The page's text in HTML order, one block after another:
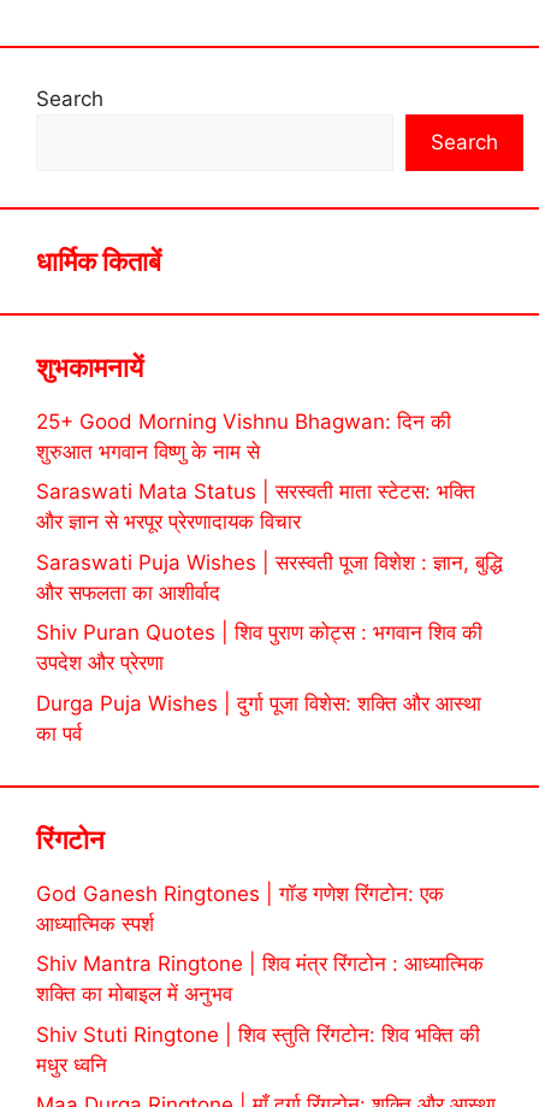
Search
Search
धार्मिक किताबें
शुभकामनायें
25+ Good Morning Vishnu Bhagwan: दिन की
शुरुआत भगवान विष्णु के नाम से
Saraswati Mata Status | सरस्वती माता स्टेटस: भक्ति
और ज्ञान से भरपूर प्रेरणादायक विचार
Saraswati Puja Wishes | सरस्वती पूजा विशेश : ज्ञान, बुद्धि
और सफलता का आशीर्वाद
Shiv Puran Quotes | शिव पुराण कोट्स : भगवान शिव की
उपदेश और प्रेरणा
Durga Puja Wishes | दुर्गा पूजा विशेस: शक्ति और आस्था
का पर्व
रिंगटोन
God Ganesh Ringtones | गॉड गणेश रिंगटोन: एक
आध्यात्मिक स्पर्श
Shiv Mantra Ringtone | शिव मंत्र रिंगटोन : आध्यात्मिक
शक्ति का मोबाइल में अनुभव
Shiv Stuti Ringtone | शिव स्तुति रिंगटोन: शिव भक्ति की
मधुर ध्वनि